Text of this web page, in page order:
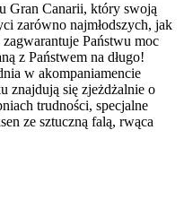
Gran Canarii, który swoją
zarówno najmłodszych, jak
Państwu moc
z Państwem na długo!
w akompaniamencie
znajdują się zjeżdżalnie o
trudności, specjalne
ze sztuczną falą, rwąca